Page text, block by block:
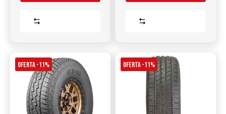
OFERTA -11% OFERTA -11%